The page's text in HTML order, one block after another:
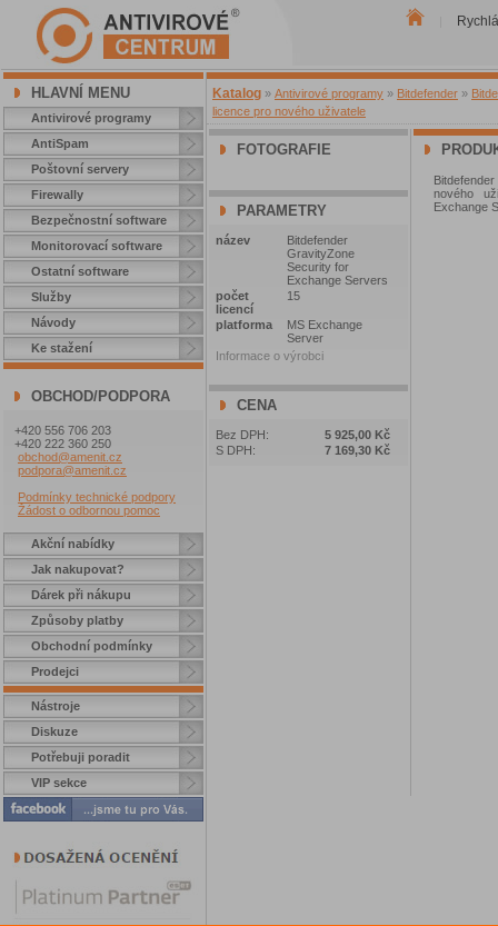
HLAVNÍ MENU
Antivirové programy
AntiSpam
Poštovní servery
Firewally
Bezpečnostní software
Monitorovací software
Ostatní software
Služby
Návody
Ke stažení
OBCHOD/PODPORA
+420 556 706 203
+420 222 360 250
obchod@amenit.cz
podpora@amenit.cz
Podmínky technické podpory
Žádost o odbornou pomoc
Akční nabídky
Jak nakupovat?
Dárek při nákupu
Způsoby platby
Obchodní podmínky
Prodejci
Nástroje
Diskuze
Potřebuji poradit
VIP sekce
Katalog » Antivirové programy » Bitdefender »
licence pro nového uživatele
FOTOGRAFIE
PARAMETRY
název
Bitdefender
GravityZone
Security for
Exchange Servers
počet
licencí
15
platforma
MS Exchange
Server
Informace o výrobci
CENA
Bez DPH:
5 925,00 Kč
S DPH:
7 169,30 Kč
nového
Exchange